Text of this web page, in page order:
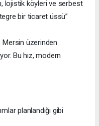
lojistik köyleri ve serbest
bir ticaret üssü”
Mersin üzerinden
Bu hız, modern
planlandığı gibi